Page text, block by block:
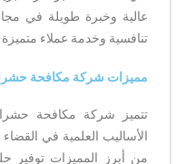
عالية وخبرة طويلة في
تنافسية وخدمة عملاء
مميزات شركة مكافحة
تتميز شركة مكافحة
الأساليب العلمية في
من أبرز المميزات